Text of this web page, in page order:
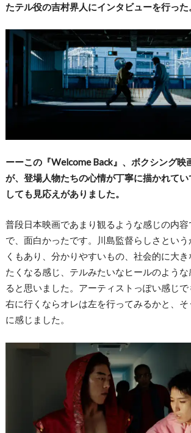
たテル役の吉村界人にインタビューを行った
ーーこの『Welcome Back』、ボクシング映
が、登場人物たちの心情が丁寧に描かれて
しても見応えがありました。
普段日本映画であまり観るような感じの内
で、面白かったです。川島監督らしさとい
くもあり、分かりやすいもの、社会的に大
たくなる感じ、テルみたいなヒールのよう
ると思いました。アーティストっぽい感じ
右に行くならオレは左を行ってみるかと、
に感じました。